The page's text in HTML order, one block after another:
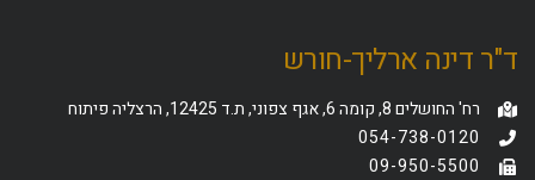
ד"ר דינה ארליך-חורש
רח' החושלים 8, קומה 6, אגף צפוני, ת.ד 12425, הרצליה פיתוח
054-738-0120
09-950-5500